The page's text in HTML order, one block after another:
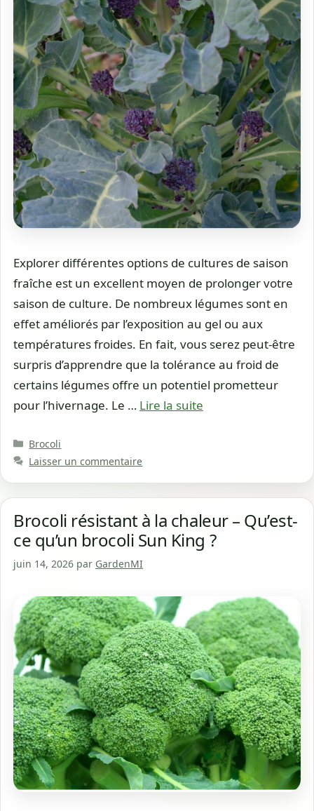
Explorer différentes options de cultures de saison
fraîche est un excellent moyen de prolonger votre
saison de culture. De nombreux légumes sont en
effet améliorés par l’exposition au gel ou aux
températures froides. En fait, vous serez peut-être
surpris d’apprendre que la tolérance au froid de
certains légumes offre un potentiel prometteur
pour l’hivernage. Le … Lire la suite
Catégories
Brocoli
Laisser un commentaire
Brocoli résistant à la chaleur – Qu’est-
ce qu’un brocoli Sun King ?
juin 14, 2026 par GardenMI